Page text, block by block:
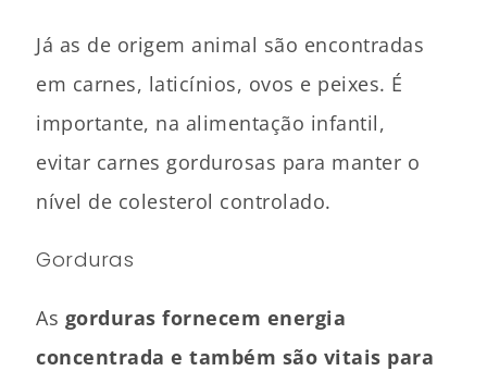
Já as de origem animal são encontradas
em carnes, laticínios, ovos e peixes. É
importante, na alimentação infantil,
evitar carnes gordurosas para manter o
nível de colesterol controlado.
Gorduras
As gorduras fornecem energia
concentrada e também são vitais para